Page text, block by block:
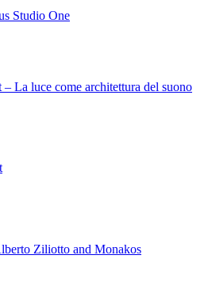
Studio One
La luce come architettura del suono
Nativitas by Alberto Ziliotto and Monakos